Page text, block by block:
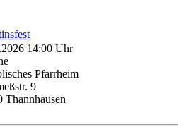
14:00 Uhr
Pfarrheim
9
Thannhausen